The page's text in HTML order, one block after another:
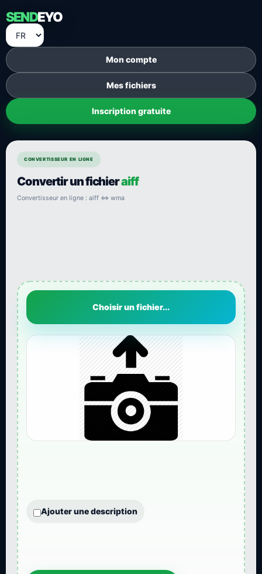
SENDEYO
Mon compte
Mes fichiers
Inscription gratuite
CONVERTISSEUR EN LIGNE
Convertir un fichieraiff
Convertisseur en ligne : aiff ⇔ wma
Choisir un fichier...
Ajouter une description